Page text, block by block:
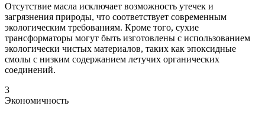
Отсутствие масла исключает возможность утечек и
загрязнения природы, что соответствует современным
экологическим требованиям. Кроме того, сухие
трансформаторы могут быть изготовлены с использованием
экологически чистых материалов, таких как эпоксидные
смолы с низким содержанием летучих органических
соединений.
3
Экономичность